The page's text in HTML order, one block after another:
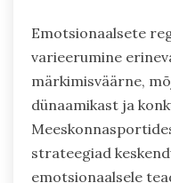
Emotsionaalsete
varieerumine
märkimisväärne,
dünaamikast ja
strateegiad
emotsionaalsele